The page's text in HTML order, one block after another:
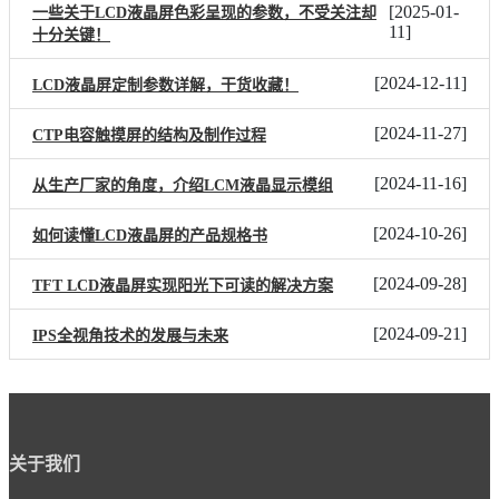
一些关于LCD液晶屏色彩呈现的参数，不受关注却
十分关键！
[2025-01-
11]
LCD液晶屏定制参数详解，干货收藏！ [2024-12-11]
CTP电容触摸屏的结构及制作过程 [2024-11-27]
从生产厂家的角度，介绍LCM液晶显示模组 [2024-11-16]
如何读懂LCD液晶屏的产品规格书 [2024-10-26]
TFT LCD液晶屏实现阳光下可读的解决方案 [2024-09-28]
IPS全视角技术的发展与未来 [2024-09-21]
关于我们